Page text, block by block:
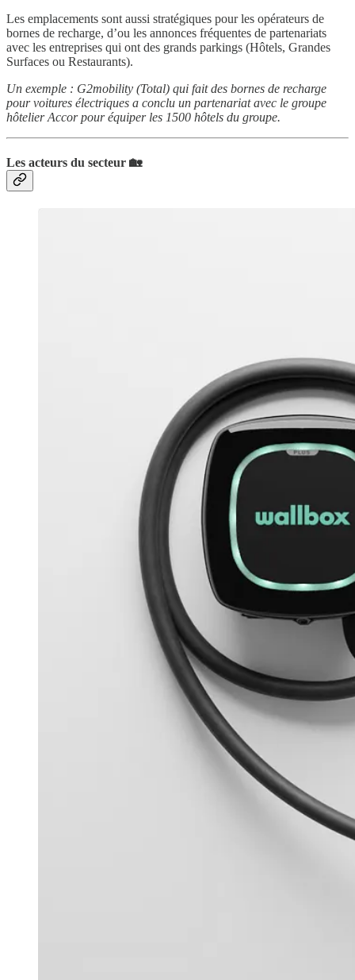
Les emplacements sont aussi stratégiques pour les opérateurs de
bornes de recharge, d’ou les annonces fréquentes de partenariats
avec les entreprises qui ont des grands parkings (Hôtels, Grandes
Surfaces ou Restaurants).
Un exemple : G2mobility (Total) qui fait des bornes de recharge
pour voitures électriques a conclu un partenariat avec le groupe
hôtelier Accor pour équiper les 1500 hôtels du groupe.
Les acteurs du secteur 🏡